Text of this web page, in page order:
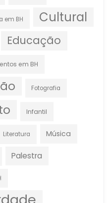
em BH Cultural
Educação
em BH
Fotografia
Infantil
Literatura Música
Palestra